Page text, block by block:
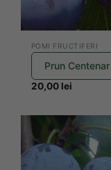
POMI FRUCTIFERI
Prun Centenar
20,00 lei